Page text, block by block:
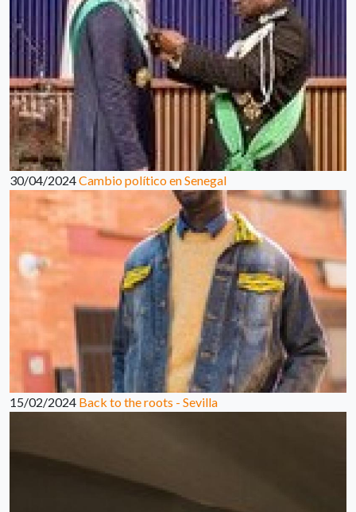
30/04/2024Cambio político en Senegal
15/02/2024 Back to the roots - Sevilla